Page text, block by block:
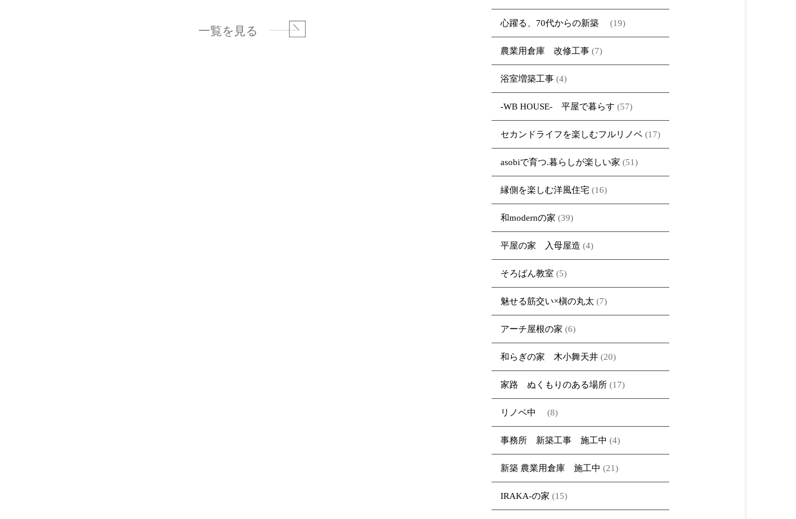
一覧を見る
心躍る、70代からの新築 (19)
農業用倉庫 改修工事(7)
浴室増築工事(4)
-WB HOUSE- 平屋で暮らす (57)
セカンドライフを楽しむフルリノベ(17)
asobiで育つ.暮らしが楽しい家 (51)
縁側を楽しむ洋風住宅(16)
和modernの家 (39)
平屋の家 入母屋造 (4)
そろばん教室 (5)
魅せる筋交い×槇の丸太 (7)
アーチ屋根の家 (6)
和らぎの家 木小舞天井(20)
家路 ぬくもりのある場所(17)
リノベ中 (8)
事務所 新築工事 施工中 (4)
新築 農業用倉庫 施工中 (21)
IRAKA-の家 (15)